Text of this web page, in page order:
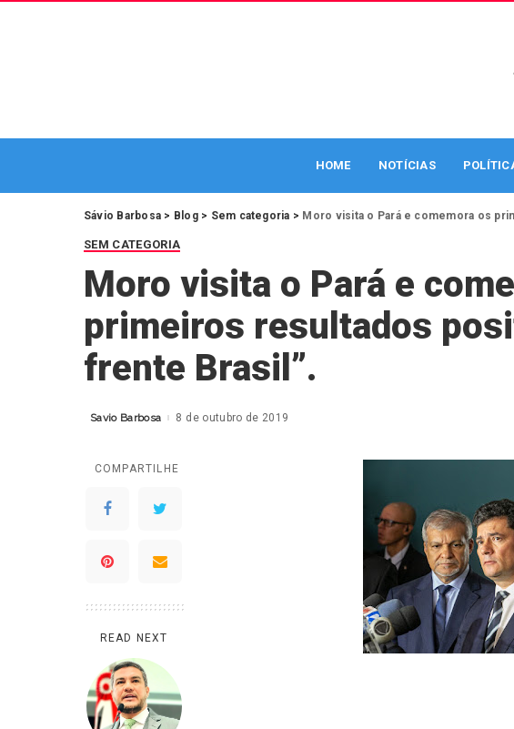
HOME NOTÍCIAS
Sávio Barbosa > Blog> Sem categoria > Moro visita o Pará e comemora os
SEM CATEGORIA
Moro visita o Pará e
primeiros resultados
frente Brasil”.
Posted
Savio Barbosa 8 de outubro de 2019
COMPARTILHE
READ NEXT